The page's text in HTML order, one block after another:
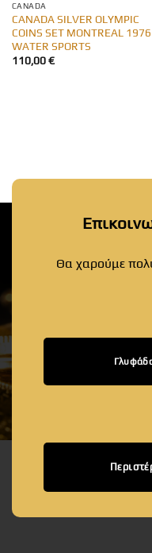
CANADA
CANADA SILVER OLYMPIC
COINS SET MONTREAL 1976
WATER SPORTS
110,00€
Θα χαρούμε